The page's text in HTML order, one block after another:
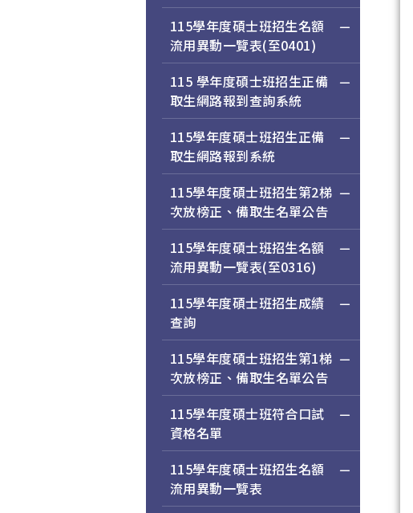
115學年度碩士班招生名額
流用異動一覽表(至0401)
115 學年度碩士班招生正備
取生網路報到查詢系統
115學年度碩士班招生正備
取生網路報到系統
115學年度碩士班招生第2梯
次放榜正、備取生名單公告
115學年度碩士班招生名額
流用異動一覽表(至0316)
115學年度碩士班招生成績
查詢
115學年度碩士班招生第1梯
次放榜正、備取生名單公告
115學年度碩士班符合口試
資格名單
115學年度碩士班招生名額
流用異動一覽表